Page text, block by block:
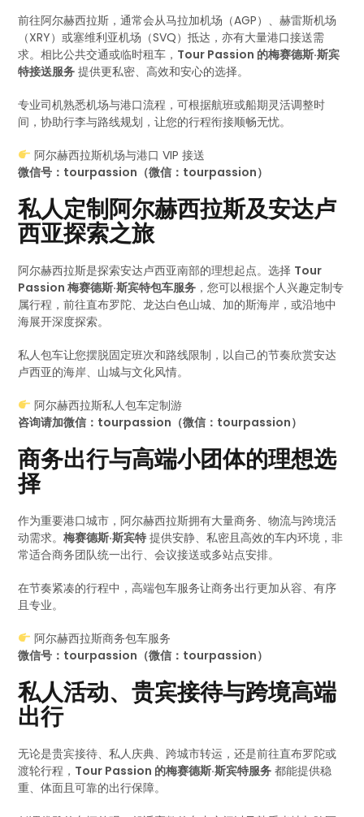
前往阿尔赫西拉斯，通常会从马拉加机场（AGP）、赫雷斯机场
（XRY）或塞维利亚机场（SVQ）抵达，亦有大量港口接送需
求。相比公共交通或临时租车， Tour Passion 的梅赛德斯·斯宾
特接送服务 提供更私密、高效和安心的选择。
专业司机熟悉机场与港口流程，可根据航班或船期灵活调整时
间，协助行李与路线规划，让您的行程衔接顺畅无忧。
阿尔赫西拉斯机场与港口 VIP 接送
微信号：tourpassion（微信：tourpassion）
私人定制阿尔赫西拉斯及安达卢
西亚探索之旅
阿尔赫西拉斯是探索安达卢西亚南部的理想起点。选择 Tour
Passion 梅赛德斯·斯宾特包车服务 ，您可以根据个人兴趣定制专
属行程，前往直布罗陀、龙达白色山城、加的斯海岸，或沿地中
海展开深度探索。
私人包车让您摆脱固定班次和路线限制，以自己的节奏欣赏安达
卢西亚的海岸、山城与文化风情。
阿尔赫西拉斯私人包车定制游
咨询请加微信：tourpassion（微信：tourpassion）
商务出行与高端小团体的理想选
择
作为重要港口城市，阿尔赫西拉斯拥有大量商务、物流与跨境活
动需求。梅赛德斯·斯宾特 提供安静、私密且高效的车内环境，非
常适合商务团队统一出行、会议接送或多站点安排。
在节奏紧凑的行程中，高端包车服务让商务出行更加从容、有序
且专业。
阿尔赫西拉斯商务包车服务
微信号：tourpassion（微信：tourpassion）
私人活动、贵宾接待与跨境高端
出行
无论是贵宾接待、私人庆典、跨城市转运，还是前往直布罗陀或
渡轮行程， Tour Passion 的梅赛德斯·斯宾特服务 都能提供稳
重、体面且可靠的出行保障。